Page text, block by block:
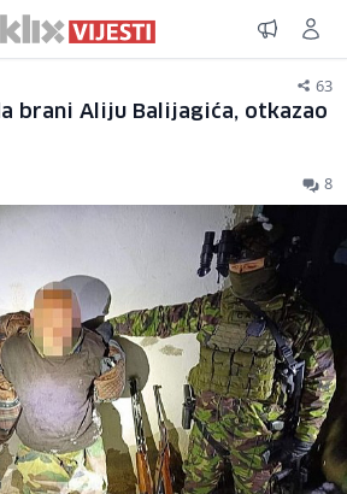
63
brani Aliju Balijagića, otkazao
8